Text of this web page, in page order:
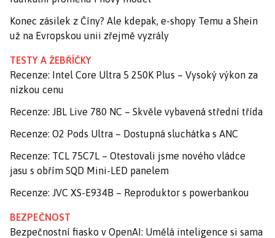
Konec zásilek z Číny? Ale kdepak, e-shopy Temu a Shein
už na Evropskou unii zřejmě vyzrály
TESTY A ŽEBŘÍČKY
Recenze: Intel Core Ultra 5 250K Plus – Vysoký výkon za
nízkou cenu
Recenze: JBL Live 780 NC – Skvěle vybavená střední třída
Recenze: O2 Pods Ultra – Dostupná sluchátka s ANC
Recenze: TCL 75C7L – Otestovali jsme nového vládce
jasu s obřím SQD Mini-LED panelem
Recenze: JVC XS-E934B – Reproduktor s powerbankou
BEZPEČNOST
Bezpečnostní fiasko v OpenAI: Umělá inteligence si sama